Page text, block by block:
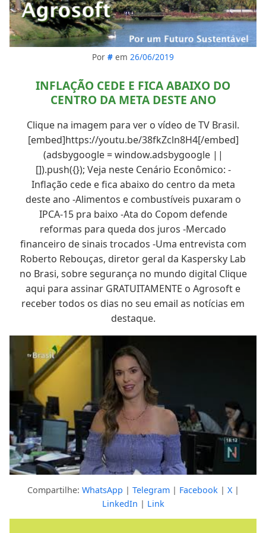
Por # em 26/06/2019
INFLAÇÃO CEDE E FICA ABAIXO DO
CENTRO DA META DESTE ANO
Clique na imagem para ver o vídeo de TV Brasil.
[embed]https://youtu.be/38fkZcln8H4[/embed]
(adsbygoogle = window.adsbygoogle ||
[]).push({}); Veja neste Cenário Econômico: -
Inflação cede e fica abaixo do centro da meta
deste ano -Alimentos e combustíveis puxaram o
IPCA-15 pra baixo -Ata do Copom defende
reformas para queda dos juros -Mercado
financeiro de sinais trocados -Uma entrevista com
Roberto Rebouças, diretor geral da Kaspersky Lab
no Brasi, sobre segurança no mundo digital Clique
aqui para assinar GRATUITAMENTE o Agrosoft e
receber todos os dias no seu email as notícias em
destaque.
Clique para ver a resposta completa
Compartilhe: WhatsApp | Telegram| Facebook | X|
LinkedIn | Link